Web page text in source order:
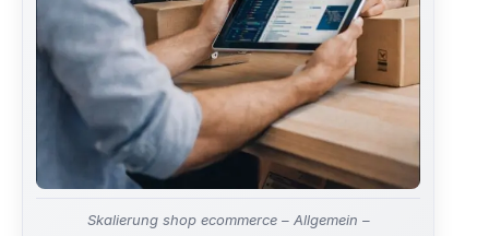
Skalierung shop ecommerce – Allgemein –